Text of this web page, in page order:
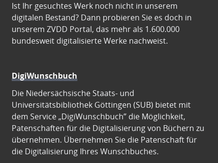
Ist Ihr gesuchtes Werk noch nicht in unserem
digitalen Bestand? Dann probieren Sie es doch in
unserem ZVDD Portal, das mehr als 1.600.000
bundesweit digitalisierte Werke nachweist.
DigiWunschbuch
Die Niedersächsische Staats- und
Universitätsbibliothek Göttingen (SUB) bietet mit
dem Service „DigiWunschbuch” die Möglichkeit,
Patenschaften für die Digitalisierung von Büchern zu
übernehmen. Übernehmen Sie die Patenschaft für
die Digitalisierung Ihres Wunschbuches.